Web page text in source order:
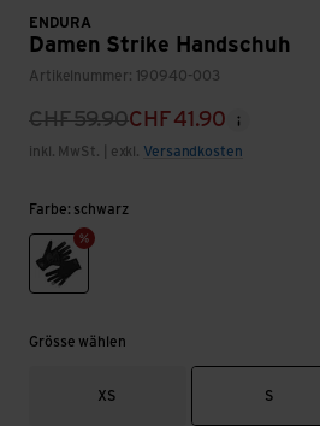
ENDURA
Damen Strike Handschuh
Artikelnummer: 190940-003
CHF59.90CHF41.90
inkl. MwSt. | exkl. Versandkosten
Farbe: schwarz
schwarz
Grösse wählen
XS S